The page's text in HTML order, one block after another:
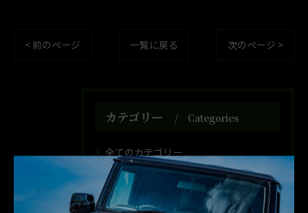
< 前のページ 一覧に戻る 次のページ >
カテゴリー Categories
全てのカテゴリー
カスタム
中古車